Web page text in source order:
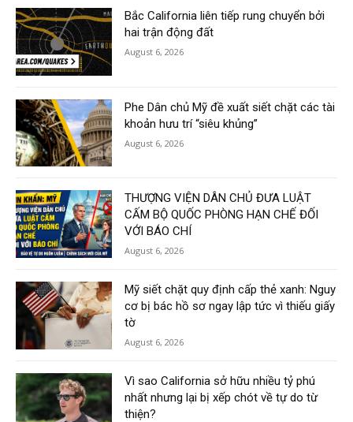
Bắc California liên tiếp rung chuyển bởi
hai trận động đất
August 6, 2026
Phe Dân chủ Mỹ đề xuất siết chặt các tài
khoản hưu trí “siêu khủng”
August 6, 2026
THƯỢNG VIỆN DÂN CHỦ ĐƯA LUẬT
CẤM BỘ QUỐC PHÒNG HẠN CHẾ ĐỐI
VỚI BÁO CHÍ
August 6, 2026
Mỹ siết chặt quy định cấp thẻ xanh: Nguy
cơ bị bác hồ sơ ngay lập tức vì thiếu giấy
tờ
August 6, 2026
Vì sao California sở hữu nhiều tỷ phú
nhất nhưng lại bị xếp chót về tự do từ
thiện?